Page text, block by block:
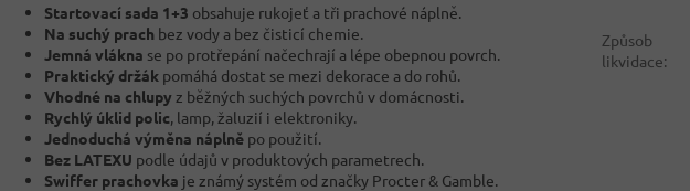
Startovací sada 1+3 obsahuje rukojeť a tři prachové náplně.
Na suchý prach bez vody a bez čisticí chemie.
Jemná vlákna se po protřepání načechrají a lépe obepnou povrch.
Praktický držák pomáhá dostat se mezi dekorace a do rohů.
Vhodné na chlupy z běžných suchých povrchů v domácnosti.
Rychlý úklid polic, lamp, žaluzií i elektroniky.
Jednoduchá výměna náplně po použití.
Bez LATEXU podle údajů v produktových parametrech.
Swiffer prachovka je známý systém od značky Procter & Gamble.
Způsob
likvidace: